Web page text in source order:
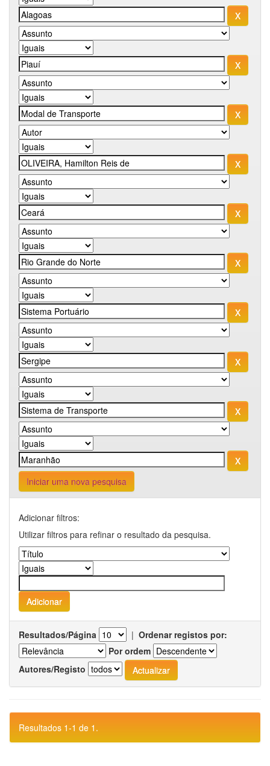
Iniciar uma nova pesquisa
Adicionar filtros:
Utilizar filtros para refinar o resultado da pesquisa.
Resultados/Página | Ordenar registos por:
Por ordem
Autores/Registo
Resultados 1-1 de 1.